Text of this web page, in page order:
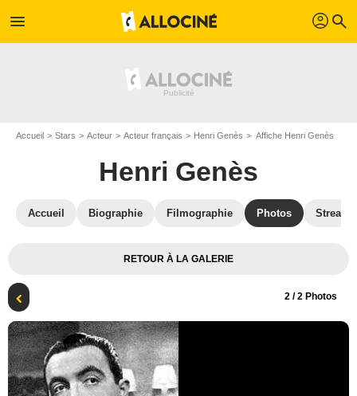
menu profil search
Accueil Stars Acteur Acteur français Henri Genès Affiche Henri Genès
Henri Genès
Accueil Biographie Filmographie Photos
RETOUR À LA GALERIE
2 / 2 Photos